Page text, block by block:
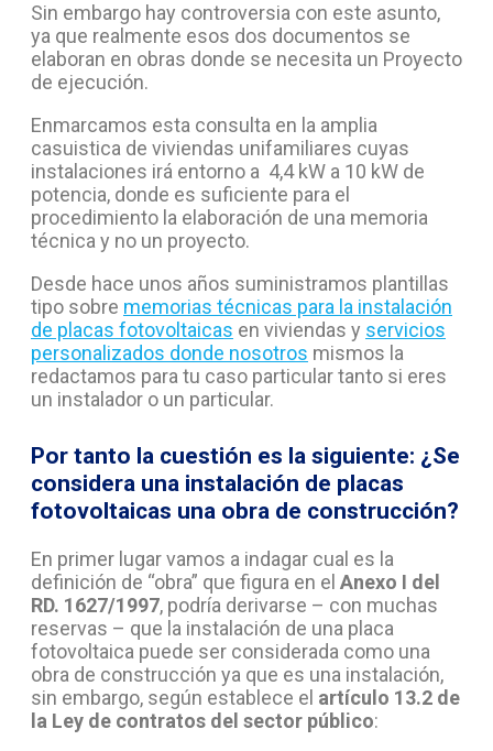
Sin embargo hay controversia con este asunto,
ya que realmente esos dos documentos se
elaboran en obras donde se necesita un Proyecto
de ejecución.
Enmarcamos esta consulta en la amplia
casuistica de viviendas unifamiliares cuyas
instalaciones irá entorno a 4,4 kW a 10 kW de
potencia, donde es suficiente para el
procedimiento la elaboración de una memoria
técnica y no un proyecto.
Desde hace unos años suministramos plantillas
tipo sobre memorias técnicas para la instalación
de placas fotovoltaicas en viviendas y servicios
personalizados donde nosotros mismos la
redactamos para tu caso particular tanto si eres
un instalador o un particular.
Por tanto la cuestión es la siguiente: ¿Se
considera una instalación de placas
fotovoltaicas una obra de construcción?
En primer lugar vamos a indagar cual es la
definición de “obra” que figura en el Anexo I del
RD. 1627/1997, podría derivarse – con muchas
reservas – que la instalación de una placa
fotovoltaica puede ser considerada como una
obra de construcción ya que es una instalación,
sin embargo, según establece el artículo 13.2 de
la Ley de contratos del sector público: